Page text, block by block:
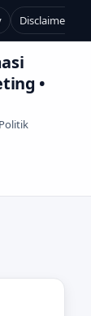
Disclaimer
•